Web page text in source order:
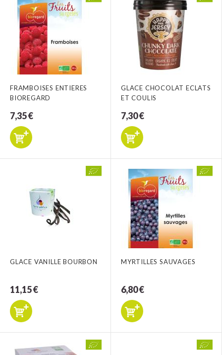
FRAMBOISES ENTIERES
BIOREGARD
7,35 €
GLACE CHOCOLAT ECLATS
ET COULIS
7,30 €
GLACE VANILLE BOURBON
11,15 €
MYRTILLES SAUVAGES
6,80 €